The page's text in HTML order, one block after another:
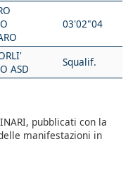
03'02"04
ASD
Squalif.
pubblicati con la
manifestazioni in